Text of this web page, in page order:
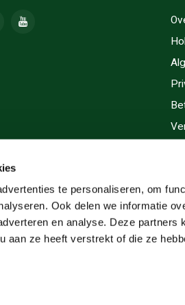
te personaliseren, om
Ook delen we informatie
en analyse. Deze partners
aan ze heeft verstrekt of die ze